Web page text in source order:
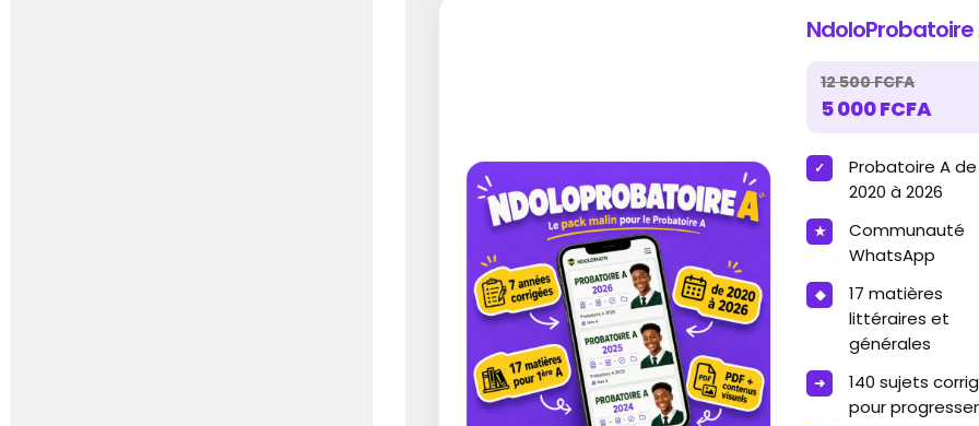
NdoloProbatoire
12 500 FCFA
5 000 FCFA
Probatoire A de
2020 à 2026
Communauté
WhatsApp
17 matières
littéraires et
générales
140 sujets
pour progresser